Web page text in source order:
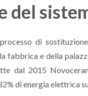
del
di
fabbrica e della
dal 2015
di energia elettrica